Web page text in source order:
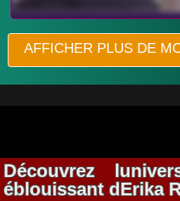
AFFICHER PLUS DE
Découvrez
éblouissant dErika